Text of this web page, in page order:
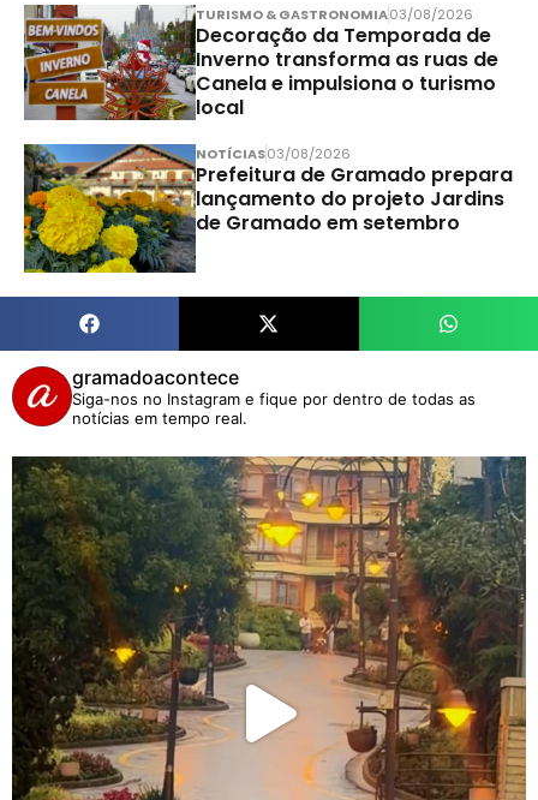
TURISMO & GASTRONOMIA03/08/2026
Decoração da Temporada de
Inverno transforma as ruas de
Canela e impulsiona o turismo
local
NOTÍCIAS03/08/2026
Prefeitura de Gramado prepara
lançamento do projeto Jardins
de Gramado em setembro
gramadoacontece
Siga-nos no Instagram e fique por dentro de todas as
notícias em tempo real.